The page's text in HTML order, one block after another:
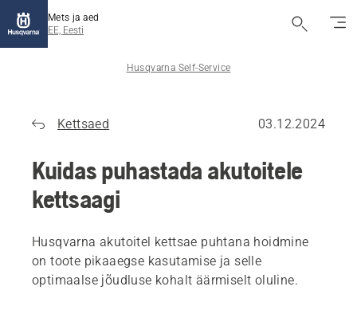
Mets ja aed
EE, Eesti
Husqvarna Self-Service
Kettsaed 03.12.2024
Kuidas puhastada akutoitele
kettsaagi
Husqvarna akutoitel kettsae puhtana hoidmine
on toote pikaaegse kasutamise ja selle
optimaalse jõudluse kohalt äärmiselt oluline.